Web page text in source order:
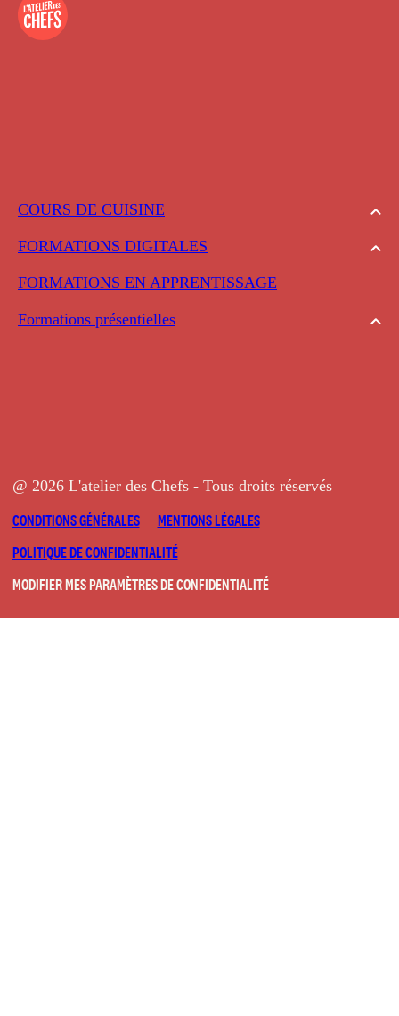
COURS DE CUISINE
FORMATIONS DIGITALES
FORMATIONS EN APPRENTISSAGE
Formations présentielles
@ 2026 L'atelier des Chefs - Tous droits réservés
CONDITIONS GÉNÉRALES
MENTIONS LÉGALES
POLITIQUE DE CONFIDENTIALITÉ
MODIFIER MES PARAMÈTRES DE CONFIDENTIALITÉ